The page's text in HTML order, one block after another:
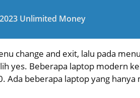
Unlimited Money
change and exit, lalu pada
yes. Beberapa laptop modern
Ada beberapa laptop yang hanya